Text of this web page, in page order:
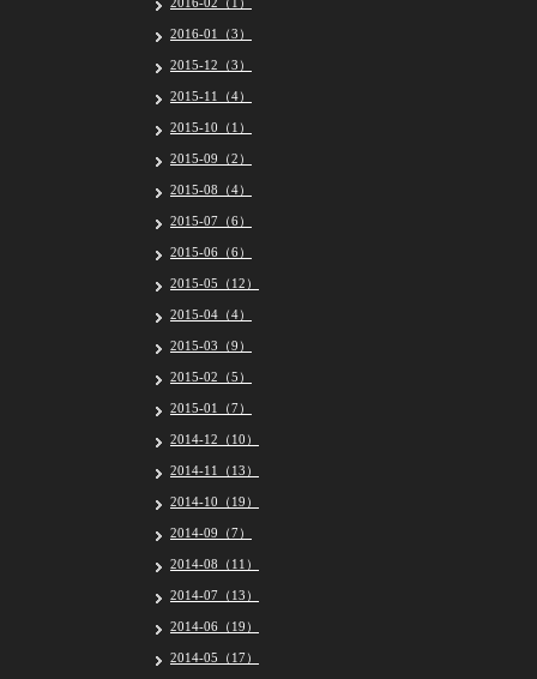
2016-01（3）
2015-12（3）
2015-11（4）
2015-10（1）
2015-09（2）
2015-08（4）
2015-07（6）
2015-06（6）
2015-05（12）
2015-04（4）
2015-03（9）
2015-02（5）
2015-01（7）
2014-12（10）
2014-11（13）
2014-10（19）
2014-09（7）
2014-08（11）
2014-07（13）
2014-06（19）
2014-05（17）